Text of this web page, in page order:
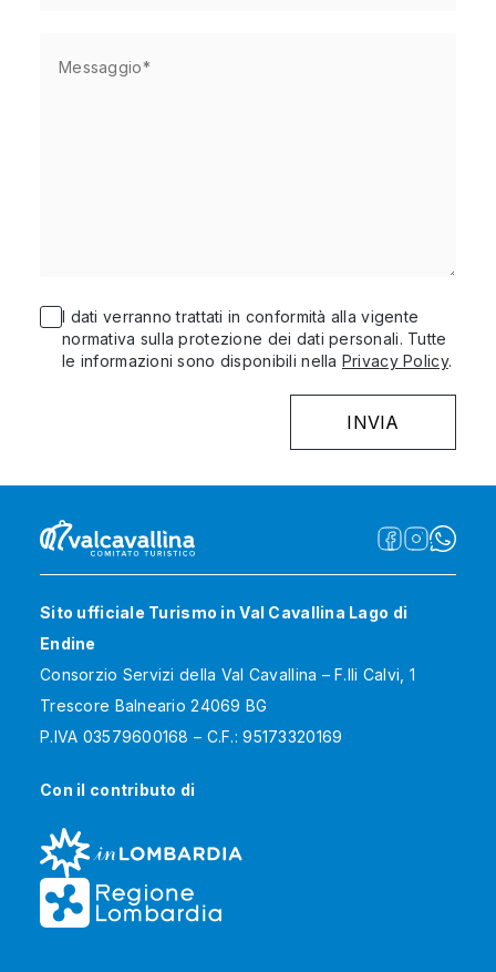
I dati verranno trattati in conformità alla vigente
normativa sulla protezione dei dati personali. Tutte
le informazioni sono disponibili nella Privacy Policy.
Sito ufficiale Turismo in Val Cavallina Lago di
Endine
Consorzio Servizi della Val Cavallina – F.lli Calvi, 1
Trescore Balneario 24069 BG
P.IVA 03579600168 – C.F.: 95173320169
Con il contributo di